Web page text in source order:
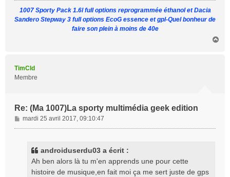
1007 Sporty Pack 1.6l full options reprogrammée éthanol et Dacia
Sandero Stepway 3 full options EcoG essence et gpl-Quel bonheur de
faire son plein à moins de 40e
TimCld
Membre
Re: (Ma 1007)La sporty multimédia geek edition
M
e
mardi 25 avril 2017, 09:10:47
androiduserdu03 a écrit :
Ah ben alors là tu m'en apprends une pour cette
histoire de musique,en fait moi ça me sert juste de gps